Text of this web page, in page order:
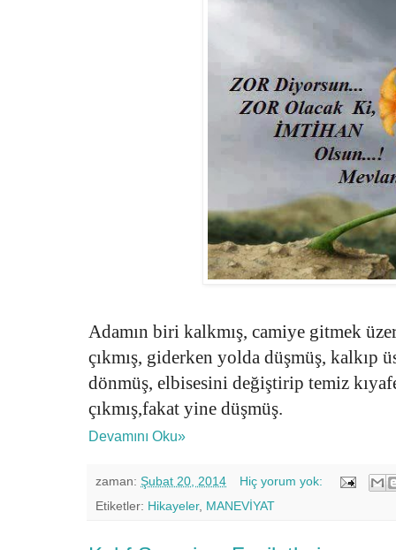
Adamın biri kalkmış, camiye gitmek
çıkmış, giderken yolda düşmüş, kalkıp
dönmüş, elbisesini değiştirip temiz
çıkmış,fakat yine düşmüş.
Devamını Oku»
zaman: Şubat 20, 2014
Hiç yorum yok:
Etiketler: Hikayeler, MANEVİYAT